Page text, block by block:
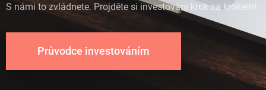
S námi to zvládnete. Projděte si investování krok za krokem!
Průvodce investováním